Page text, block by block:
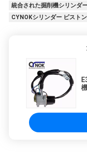
統合された掘削機シリンダ
CYNOKシリンダー ピスト